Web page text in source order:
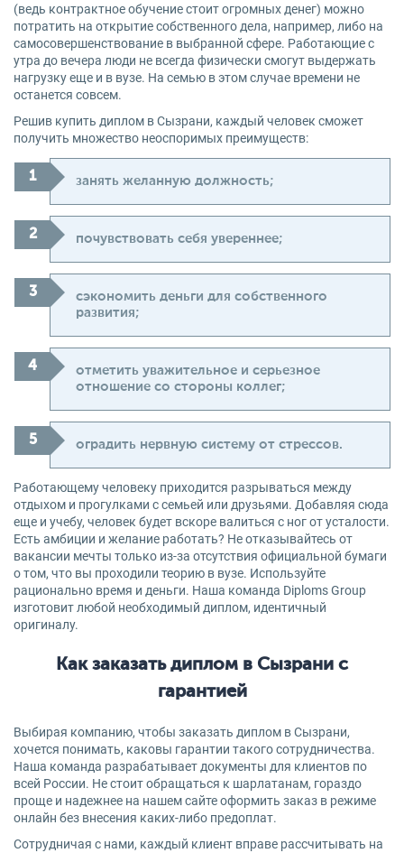
(ведь контрактное обучение стоит огромных денег) можно
потратить на открытие собственного дела, например, либо на
самосовершенствование в выбранной сфере. Работающие с
утра до вечера люди не всегда физически смогут выдержать
нагрузку еще и в вузе. На семью в этом случае времени не
останется совсем.
Решив купить диплом в Сызрани, каждый человек сможет
получить множество неоспоримых преимуществ:
занять желанную должность;
почувствовать себя увереннее;
сэкономить деньги для собственного
развития;
отметить уважительное и серьезное
отношение со стороны коллег;
оградить нервную систему от стрессов.
Работающему человеку приходится разрываться между
отдыхом и прогулками с семьей или друзьями. Добавляя сюда
еще и учебу, человек будет вскоре валиться с ног от усталости.
Есть амбиции и желание работать? Не отказывайтесь от
вакансии мечты только из-за отсутствия официальной бумаги
о том, что вы проходили теорию в вузе. Используйте
рационально время и деньги. Наша команда Diploms Group
изготовит любой необходимый диплом, идентичный
оригиналу.
Как заказать диплом в Сызрани с
гарантией
Выбирая компанию, чтобы заказать диплом в Сызрани,
хочется понимать, каковы гарантии такого сотрудничества.
Наша команда разрабатывает документы для клиентов по
всей России. Не стоит обращаться к шарлатанам, гораздо
проще и надежнее на нашем сайте оформить заказ в режиме
онлайн без внесения каких-либо предоплат.
Сотрудничая с нами, каждый клиент вправе рассчитывать на